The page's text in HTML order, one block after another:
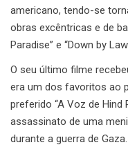
americano, tendo-se
obras excêntricas e de
Paradise” e “Down by
O seu último filme
era um dos favoritos ao
preferido “A Voz de Hind
assassinato de uma
durante a guerra de Gaza.